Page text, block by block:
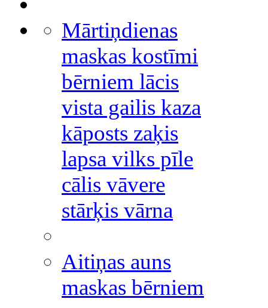
Mārtiņdienas
maskas kostīmi
bērniem lācis
vista gailis kaza
kāposts zaķis
lapsa vilks pīle
cālis vāvere
stārķis vārna
Aitiņas auns
maskas bērniem